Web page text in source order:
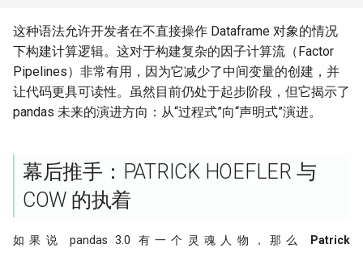
这种语法允许开发者在不直接操作 Dataframe 对象的情况
下构建计算逻辑。这对于构建复杂的因子计算流（Factor
Pipelines）非常有用，因为它减少了中间变量的创建，并
让代码更具可读性。虽然目前仍处于起步阶段，但它揭示了
pandas 未来的演进方向：从“过程式”向“声明式”演进。
幕后推手：PATRICK HOEFLER 与
COW 的执着
如果说 pandas 3.0 有一个灵魂人物，那么
Patrick